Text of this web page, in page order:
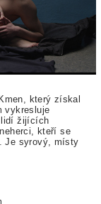
který získal
vykresluje
lidí žijících
kteří se
Je syrový, místy